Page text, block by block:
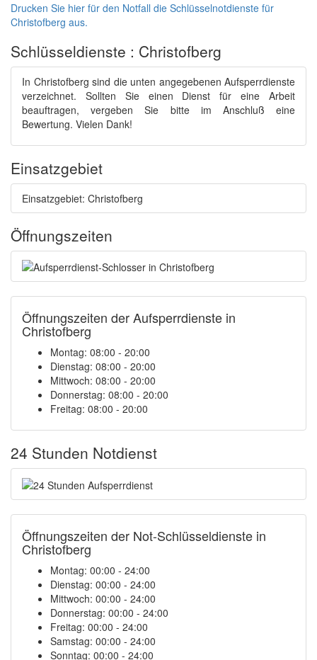
Drucken Sie hier für den Notfall die Schlüsselnotdienste für
Christofberg aus.
Schlüsseldienste : Christofberg
In Christofberg sind die unten angegebenen Aufsperrdienste
verzeichnet. Sollten Sie einen Dienst für eine Arbeit
beauftragen, vergeben Sie bitte im Anschluß eine
Bewertung. Vielen Dank!
Einsatzgebiet
Einsatzgebiet: Christofberg
Öffnungszeiten
Öffnungszeiten der Aufsperrdienste in
Christofberg
Montag: 08:00 - 20:00
Dienstag: 08:00 - 20:00
Mittwoch: 08:00 - 20:00
Donnerstag: 08:00 - 20:00
Freitag: 08:00 - 20:00
24 Stunden Notdienst
Öffnungszeiten der Not-Schlüsseldienste in
Christofberg
Montag: 00:00 - 24:00
Dienstag: 00:00 - 24:00
Mittwoch: 00:00 - 24:00
Donnerstag: 00:00 - 24:00
Freitag: 00:00 - 24:00
Samstag: 00:00 - 24:00
Sonntag: 00:00 - 24:00